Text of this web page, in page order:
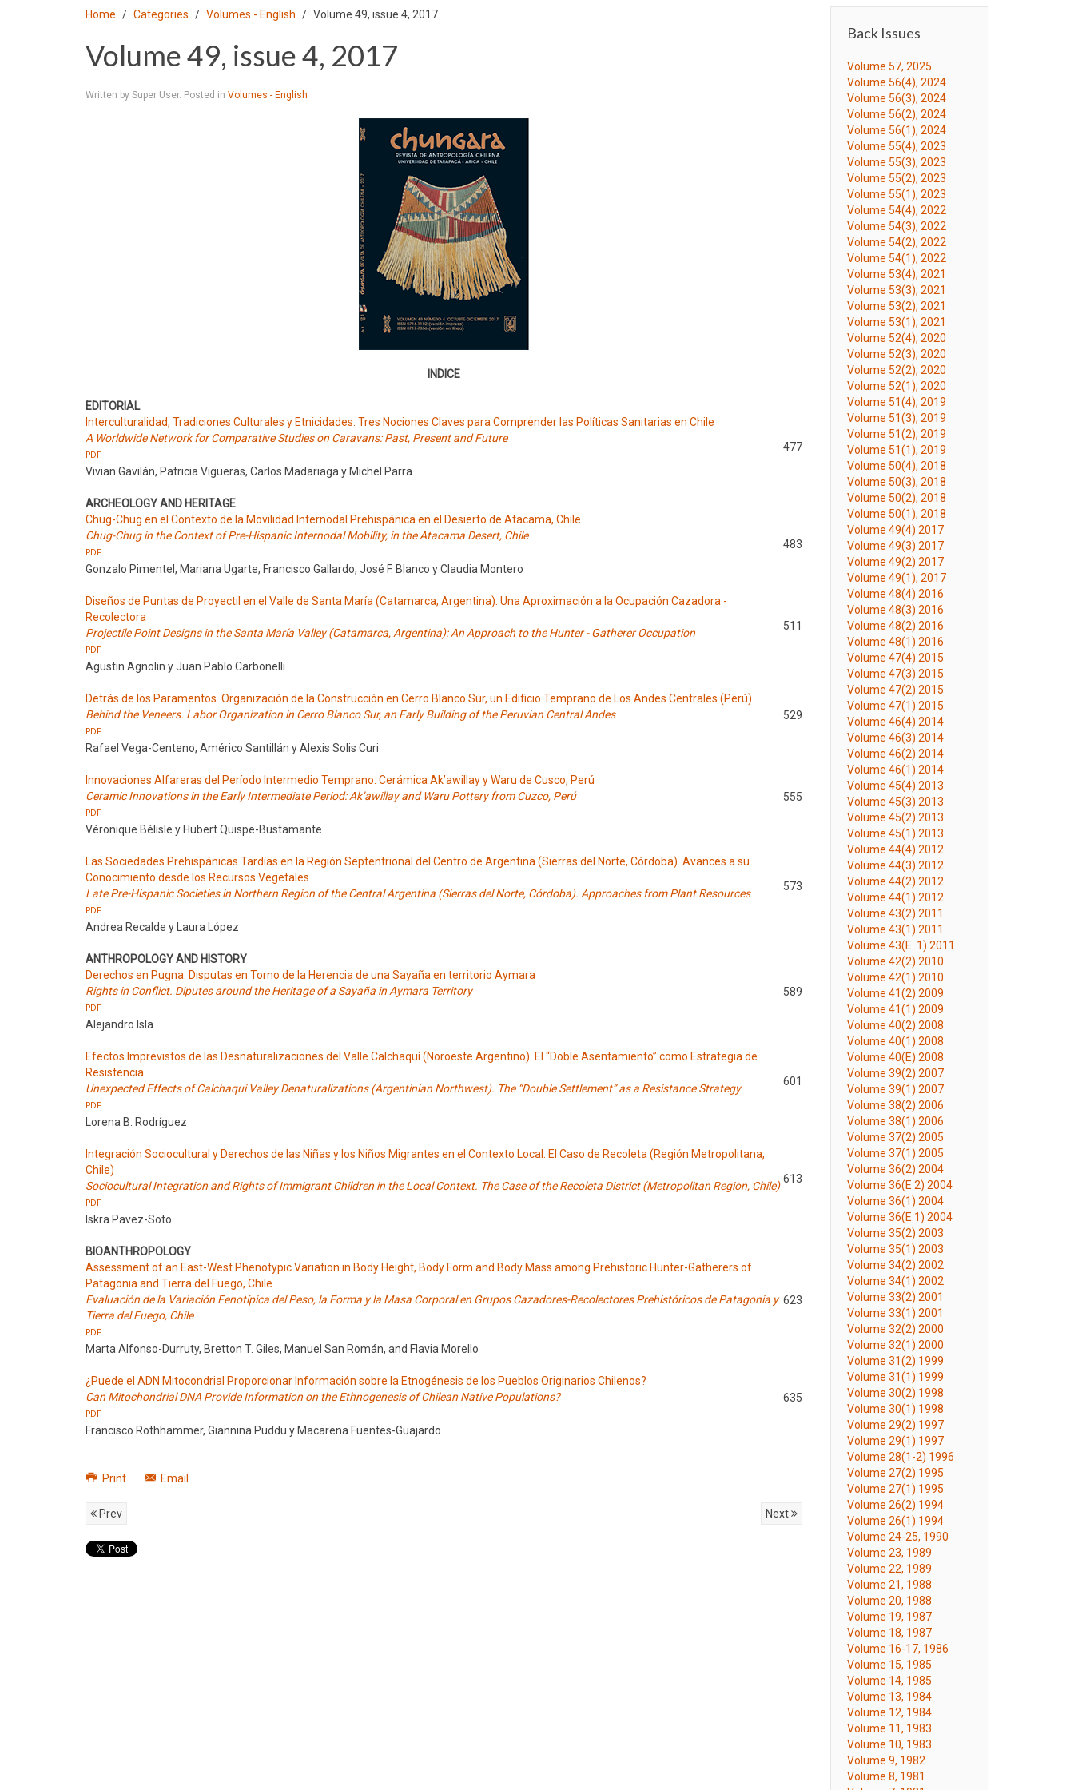
Home Categories Volumes - English Volume 49, issue 4, 2017
Volume 49, issue 4, 2017
Written by Super User. Posted in Volumes - English
INDICE
EDITORIAL
Interculturalidad, Tradiciones Culturales y Etnicidades. Tres Nociones Claves para Comprender las Políticas Sanitarias en Chile
A Worldwide Network for Comparative Studies on Caravans: Past, Present and Future
477
PDF
Vivian Gavilán, Patricia Vigueras, Carlos Madariaga y Michel Parra
ARCHEOLOGY AND HERITAGE
Chug-Chug en el Contexto de la Movilidad Internodal Prehispánica en el Desierto de Atacama, Chile
Chug-Chug in the Context of Pre-Hispanic Internodal Mobility, in the Atacama Desert, Chile
483
PDF
Gonzalo Pimentel, Mariana Ugarte, Francisco Gallardo, José F. Blanco y Claudia Montero
Diseños de Puntas de Proyectil en el Valle de Santa María (Catamarca, Argentina): Una Aproximación a la Ocupación Cazadora -
Recolectora
Projectile Point Designs in the Santa María Valley (Catamarca, Argentina): An Approach to the Hunter - Gatherer Occupation
511
PDF
Agustin Agnolin y Juan Pablo Carbonelli
Detrás de los Paramentos. Organización de la Construcción en Cerro Blanco Sur, un Edificio Temprano de Los Andes Centrales (Perú)
Behind the Veneers. Labor Organization in Cerro Blanco Sur, an Early Building of the Peruvian Central Andes
529
PDF
Rafael Vega-Centeno, Américo Santillán y Alexis Solis Curi
Innovaciones Alfareras del Período Intermedio Temprano: Cerámica Ak’awillay y Waru de Cusco, Perú
Ceramic Innovations in the Early Intermediate Period: Ak’awillay and Waru Pottery from Cuzco, Perú
555
PDF
Véronique Bélisle y Hubert Quispe-Bustamante
Las Sociedades Prehispánicas Tardías en la Región Septentrional del Centro de Argentina (Sierras del Norte, Córdoba). Avances a su
Conocimiento desde los Recursos Vegetales
Late Pre-Hispanic Societies in Northern Region of the Central Argentina (Sierras del Norte, Córdoba). Approaches from Plant Resources
573
PDF
Andrea Recalde y Laura López
ANTHROPOLOGY AND HISTORY
Derechos en Pugna. Disputas en Torno de la Herencia de una Sayaña en territorio Aymara
Rights in Conflict. Diputes around the Heritage of a Sayaña in Aymara Territory
589
PDF
Alejandro Isla
Efectos Imprevistos de las Desnaturalizaciones del Valle Calchaquí (Noroeste Argentino). El “Doble Asentamiento” como Estrategia de
Resistencia
Unexpected Effects of Calchaqui Valley Denaturalizations (Argentinian Northwest). The “Double Settlement” as a Resistance Strategy
601
PDF
Lorena B. Rodríguez
Integración Sociocultural y Derechos de las Niñas y los Niños Migrantes en el Contexto Local. El Caso de Recoleta (Región Metropolitana,
Chile)
Sociocultural Integration and Rights of Immigrant Children in the Local Context. The Case of the Recoleta District (Metropolitan Region, Chile)
613
PDF
Iskra Pavez-Soto
BIOANTHROPOLOGY
Assessment of an East-West Phenotypic Variation in Body Height, Body Form and Body Mass among Prehistoric Hunter-Gatherers of
Patagonia and Tierra del Fuego, Chile
Evaluación de la Variación Fenotípica del Peso, la Forma y la Masa Corporal en Grupos Cazadores-Recolectores Prehistóricos de Patagonia y
Tierra del Fuego, Chile
623
PDF
Marta Alfonso-Durruty, Bretton T. Giles, Manuel San Román, and Flavia Morello
¿Puede el ADN Mitocondrial Proporcionar Información sobre la Etnogénesis de los Pueblos Originarios Chilenos?
Can Mitochondrial DNA Provide Information on the Ethnogenesis of Chilean Native Populations?
635
PDF
Francisco Rothhammer, Giannina Puddu y Macarena Fuentes-Guajardo
Print Email
Prev Next
Back Issues
Volume 57, 2025
Volume 56(4), 2024
Volume 56(3), 2024
Volume 56(2), 2024
Volume 56(1), 2024
Volume 55(4), 2023
Volume 55(3), 2023
Volume 55(2), 2023
Volume 55(1), 2023
Volume 54(4), 2022
Volume 54(3), 2022
Volume 54(2), 2022
Volume 54(1), 2022
Volume 53(4), 2021
Volume 53(3), 2021
Volume 53(2), 2021
Volume 53(1), 2021
Volume 52(4), 2020
Volume 52(3), 2020
Volume 52(2), 2020
Volume 52(1), 2020
Volume 51(4), 2019
Volume 51(3), 2019
Volume 51(2), 2019
Volume 51(1), 2019
Volume 50(4), 2018
Volume 50(3), 2018
Volume 50(2), 2018
Volume 50(1), 2018
Volume 49(4) 2017
Volume 49(3) 2017
Volume 49(2) 2017
Volume 49(1), 2017
Volume 48(4) 2016
Volume 48(3) 2016
Volume 48(2) 2016
Volume 48(1) 2016
Volume 47(4) 2015
Volume 47(3) 2015
Volume 47(2) 2015
Volume 47(1) 2015
Volume 46(4) 2014
Volume 46(3) 2014
Volume 46(2) 2014
Volume 46(1) 2014
Volume 45(4) 2013
Volume 45(3) 2013
Volume 45(2) 2013
Volume 45(1) 2013
Volume 44(4) 2012
Volume 44(3) 2012
Volume 44(2) 2012
Volume 44(1) 2012
Volume 43(2) 2011
Volume 43(1) 2011
Volume 43(E. 1) 2011
Volume 42(2) 2010
Volume 42(1) 2010
Volume 41(2) 2009
Volume 41(1) 2009
Volume 40(2) 2008
Volume 40(1) 2008
Volume 40(E) 2008
Volume 39(2) 2007
Volume 39(1) 2007
Volume 38(2) 2006
Volume 38(1) 2006
Volume 37(2) 2005
Volume 37(1) 2005
Volume 36(2) 2004
Volume 36(E 2) 2004
Volume 36(1) 2004
Volume 36(E 1) 2004
Volume 35(2) 2003
Volume 35(1) 2003
Volume 34(2) 2002
Volume 34(1) 2002
Volume 33(2) 2001
Volume 33(1) 2001
Volume 32(2) 2000
Volume 32(1) 2000
Volume 31(2) 1999
Volume 31(1) 1999
Volume 30(2) 1998
Volume 30(1) 1998
Volume 29(2) 1997
Volume 29(1) 1997
Volume 28(1-2) 1996
Volume 27(2) 1995
Volume 27(1) 1995
Volume 26(2) 1994
Volume 26(1) 1994
Volume 24-25, 1990
Volume 23, 1989
Volume 22, 1989
Volume 21, 1988
Volume 20, 1988
Volume 19, 1987
Volume 18, 1987
Volume 16-17, 1986
Volume 15, 1985
Volume 14, 1985
Volume 13, 1984
Volume 12, 1984
Volume 11, 1983
Volume 10, 1983
Volume 9, 1982
Volume 8, 1981